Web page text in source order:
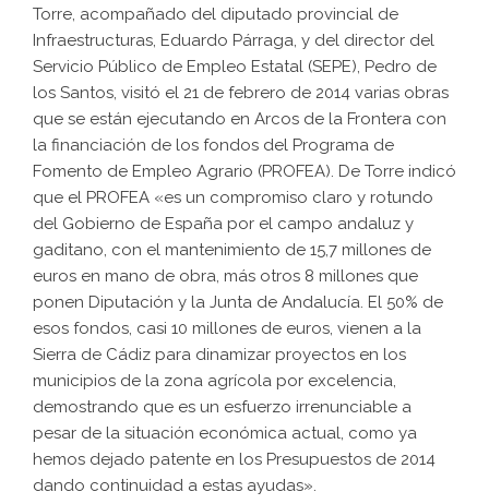
Torre, acompañado del diputado provincial de
Infraestructuras, Eduardo Párraga, y del director del
Servicio Público de Empleo Estatal (SEPE), Pedro de
los Santos, visitó el 21 de febrero de 2014 varias obras
que se están ejecutando en Arcos de la Frontera con
la financiación de los fondos del Programa de
Fomento de Empleo Agrario (PROFEA). De Torre indicó
que el PROFEA «es un compromiso claro y rotundo
del Gobierno de España por el campo andaluz y
gaditano, con el mantenimiento de 15,7 millones de
euros en mano de obra, más otros 8 millones que
ponen Diputación y la Junta de Andalucía. El 50% de
esos fondos, casi 10 millones de euros, vienen a la
Sierra de Cádiz para dinamizar proyectos en los
municipios de la zona agrícola por excelencia,
demostrando que es un esfuerzo irrenunciable a
pesar de la situación económica actual, como ya
hemos dejado patente en los Presupuestos de 2014
dando continuidad a estas ayudas».